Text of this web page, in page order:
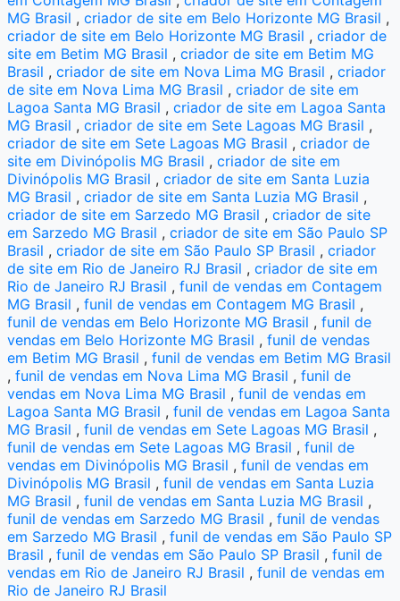
MG Brasil ,criador de site em Belo Horizonte MG Brasil ,
criador de site em Belo Horizonte MG Brasil ,criador de
site em Betim MG Brasil ,criador de site em Betim MG
Brasil ,criador de site em Nova Lima MG Brasil ,criador
de site em Nova Lima MG Brasil ,criador de site em
Lagoa Santa MG Brasil ,criador de site em Lagoa Santa
MG Brasil ,criador de site em Sete Lagoas MG Brasil ,
criador de site em Sete Lagoas MG Brasil ,criador de
site em Divinópolis MG Brasil ,criador de site em
Divinópolis MG Brasil ,criador de site em Santa Luzia
MG Brasil ,criador de site em Santa Luzia MG Brasil ,
criador de site em Sarzedo MG Brasil ,criador de site
em Sarzedo MG Brasil ,criador de site em São Paulo SP
Brasil ,criador de site em São Paulo SP Brasil ,criador
de site em Rio de Janeiro RJ Brasil ,criador de site em
Rio de Janeiro RJ Brasil ,funil de vendas em Contagem
MG Brasil ,funil de vendas em Contagem MG Brasil ,
funil de vendas em Belo Horizonte MG Brasil ,funil de
vendas em Belo Horizonte MG Brasil ,funil de vendas
em Betim MG Brasil ,funil de vendas em Betim MG Brasil
,funil de vendas em Nova Lima MG Brasil ,funil de
vendas em Nova Lima MG Brasil ,funil de vendas em
Lagoa Santa MG Brasil ,funil de vendas em Lagoa Santa
MG Brasil ,funil de vendas em Sete Lagoas MG Brasil ,
funil de vendas em Sete Lagoas MG Brasil ,funil de
vendas em Divinópolis MG Brasil ,funil de vendas em
Divinópolis MG Brasil ,funil de vendas em Santa Luzia
MG Brasil ,funil de vendas em Santa Luzia MG Brasil ,
funil de vendas em Sarzedo MG Brasil ,funil de vendas
em Sarzedo MG Brasil ,funil de vendas em São Paulo SP
Brasil ,funil de vendas em São Paulo SP Brasil ,funil de
vendas em Rio de Janeiro RJ Brasil ,funil de vendas em
Rio de Janeiro RJ Brasil